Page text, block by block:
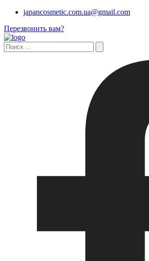
japancosmetic.com.ua@gmail.com
Перезвонить вам?